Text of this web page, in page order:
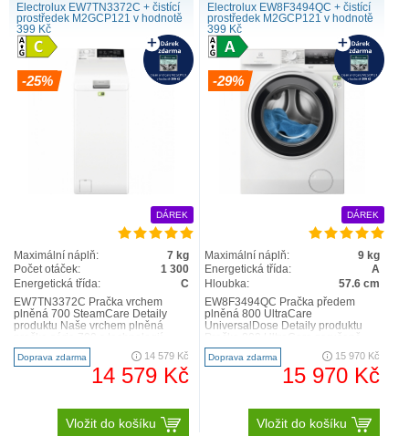
SteamCare
Electrolux EW7TN3372C + čistící
prostředek M2GCP121 v hodnotě
399 Kč
-25%
DÁREK
Maximální náplň:
7 kg
Počet otáček:
1 300
Energetická třída:
C
EW7TN3372C Pračka vrchem
plněná 700 SteamCare Detaily
produktu Naše vrchem plněná
SteamCare sníží pomačkání
prádla..
Doprava zdarma 14 579 Kč
14 579 Kč
Vložit do košíku
Electrolux EW8F3494QC + čistící
prostředek M2GCP121 v hodnotě
399 Kč
-29%
DÁREK
Maximální náplň:
9 kg
Energetická třída:
A
Hloubka:
57.6 cm
EW8F3494QC Pračka předem
plněná 800 UltraCare
UniversalDose Detaily produktu
vypere každé vlákno vašeho
oblečení...
Doprava zdarma 15 970 Kč
15 970 Kč
Vložit do košíku